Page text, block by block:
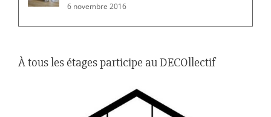
6 novembre 2016
À tous les étages participe au DECOllectif